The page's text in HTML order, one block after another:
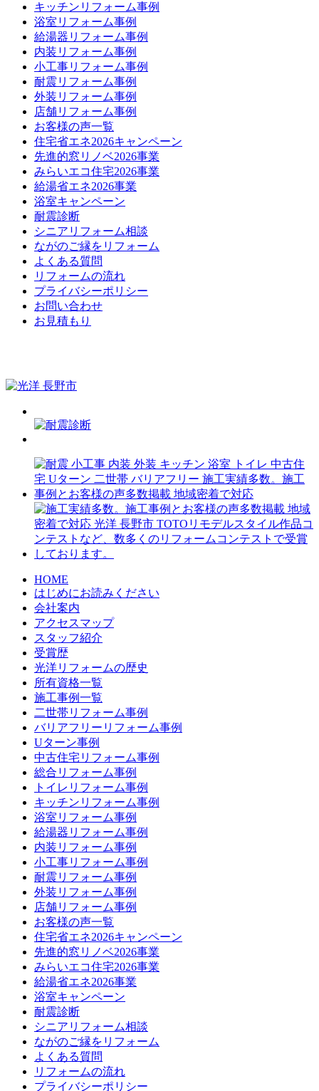
キッチンリフォーム事例
浴室リフォーム事例
給湯器リフォーム事例
内装リフォーム事例
小工事リフォーム事例
耐震リフォーム事例
外装リフォーム事例
店舗リフォーム事例
お客様の声一覧
住宅省エネ2026キャンペーン
先進的窓リノベ2026事業
みらいエコ住宅2026事業
給湯省エネ2026事業
浴室キャンペーン
耐震診断
シニアリフォーム相談
ながのご縁をリフォーム
よくある質問
リフォームの流れ
プライバシーポリシー
お問い合わせ
お見積もり
HOME
はじめにお読みください
会社案内
アクセスマップ
スタッフ紹介
受賞歴
光洋リフォームの歴史
所有資格一覧
施工事例一覧
二世帯リフォーム事例
バリアフリーリフォーム事例
Uターン事例
中古住宅リフォーム事例
総合リフォーム事例
トイレリフォーム事例
キッチンリフォーム事例
浴室リフォーム事例
給湯器リフォーム事例
内装リフォーム事例
小工事リフォーム事例
耐震リフォーム事例
外装リフォーム事例
店舗リフォーム事例
お客様の声一覧
住宅省エネ2026キャンペーン
先進的窓リノベ2026事業
みらいエコ住宅2026事業
給湯省エネ2026事業
浴室キャンペーン
耐震診断
シニアリフォーム相談
ながのご縁をリフォーム
よくある質問
リフォームの流れ
プライバシーポリシー